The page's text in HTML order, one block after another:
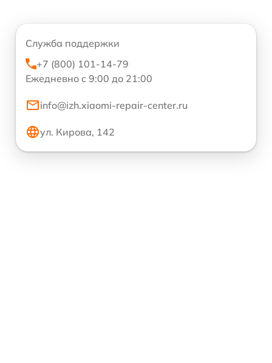
Служба поддержки
+7 (800) 101-14-79
Ежедневно с 9:00 до 21:00
info@izh.xiaomi-repair-center.ru
ул. Кирова, 142